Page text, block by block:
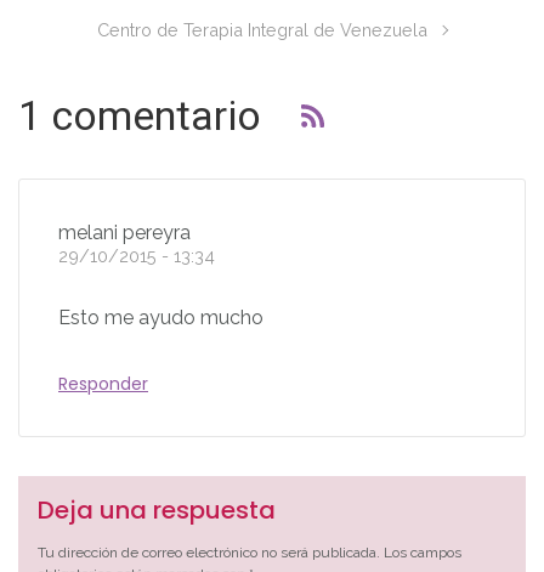
Centro de Terapia Integral de Venezuela
1 comentario
melani pereyra
29/10/2015 - 13:34
Esto me ayudo mucho
Responder
Deja una respuesta
Tu dirección de correo electrónico no será publicada. Los campos